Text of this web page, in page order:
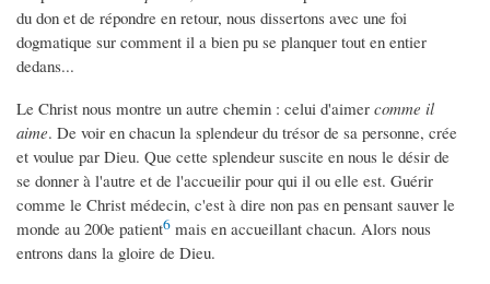
du don et de répondre en retour, nous dissertons avec une foi
dogmatique sur comment il a bien pu se planquer tout en entier
dedans...
Le Christ nous montre un autre chemin : celui d'aimer comme il
aime. De voir en chacun la splendeur du trésor de sa personne, crée
et voulue par Dieu. Que cette splendeur suscite en nous le désir de
se donner à l'autre et de l'accueilir pour qui il ou elle est. Guérir
comme le Christ médecin, c'est à dire non pas en pensant sauver le
monde au 200e patient6 mais en accueillant chacun. Alors nous
entrons dans la gloire de Dieu.